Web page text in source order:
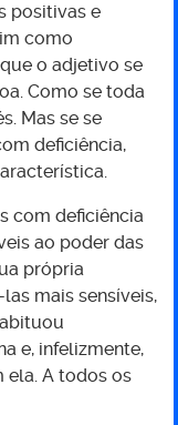
positivas e
como
o adjetivo se
Como se toda
Mas se se
deficiência,
com deficiência
ao poder das
própria
mais sensíveis,
e, infelizmente,
ela. A todos os